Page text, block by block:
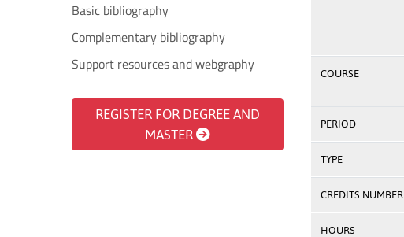
Basic bibliography
Complementary bibliography
Support resources and webgraphy
REGISTER FOR DEGREE AND
MASTER
COURSE
PERIOD
TYPE
CREDITS NUMBER
HOURS